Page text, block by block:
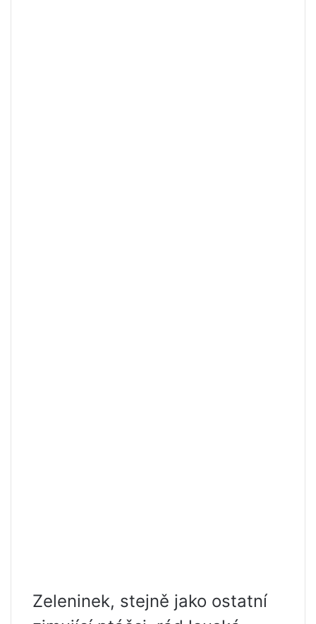
Zeleninek, stejně jako ostatní